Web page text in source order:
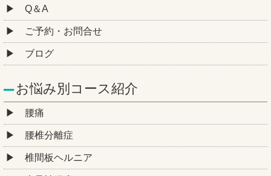
Q＆A
ご予約・お問合せ
ブログ
お悩み別コース紹介
腰痛
腰椎分離症
椎間板ヘルニア